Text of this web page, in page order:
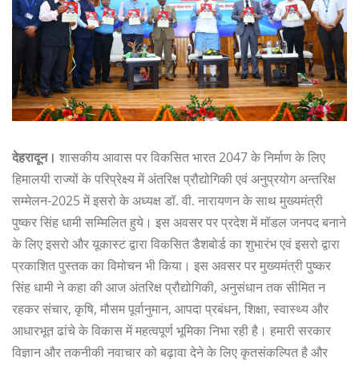
देहरादून। शासकीय आवास पर विकसित भारत 2047 के निर्माण के लिए
हिमालयी राज्यों के परिप्रेक्ष्य में अंतरिक्ष प्रौद्योगिकी एवं अनुप्रयोग अन्तरिक्ष
सम्मेलन-2025 में इसरो के अध्यक्ष डॉ. वी. नारायणन के साथ मुख्यमंत्री
पुष्कर सिंह धामी सम्मिलित हुये। इस अवसर पर प्रदेश में मॉडल जनपद बनाने
के लिए इसरो और यूकास्ट द्वारा विकसित डैशबोर्ड का शुभारंभ एवं इसरो द्वारा
प्रकाशित पुस्तक का विमोचन भी किया। इस अवसर पर मुख्यमंत्री पुष्कर
सिंह धामी ने कहा की आज अंतरिक्ष प्रौद्योगिकी, अनुसंधान तक सीमित न
रहकर संचार, कृषि, मौसम पूर्वानुमान, आपदा प्रबंधन, शिक्षा, स्वास्थ्य और
आधारभूत ढांचे के विकास में महत्वपूर्ण भूमिका निभा रही है। हमारी सरकार
विज्ञान और तकनीकी नवाचार को बढ़ावा देने के लिए कृतसंकल्पित है और